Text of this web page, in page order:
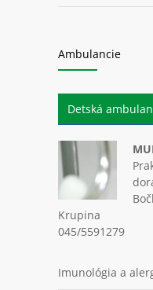
Ambulancie
Detská
Krupina
045/5591279
Imunológia a